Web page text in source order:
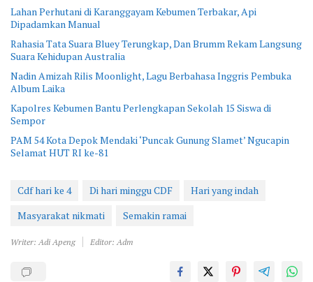
Lahan Perhutani di Karanggayam Kebumen Terbakar, Api
Dipadamkan Manual
Rahasia Tata Suara Bluey Terungkap, Dan Brumm Rekam Langsung
Suara Kehidupan Australia
Nadin Amizah Rilis Moonlight, Lagu Berbahasa Inggris Pembuka
Album Laika
Kapolres Kebumen Bantu Perlengkapan Sekolah 15 Siswa di
Sempor
PAM 54 Kota Depok Mendaki ‘Puncak Gunung Slamet’ Ngucapin
Selamat HUT RI ke-81
Cdf hari ke 4 Di hari minggu CDF
Hari yang indah
Masyarakat nikmati
Semakin ramai
Writer: Adi Apeng Editor: Adm